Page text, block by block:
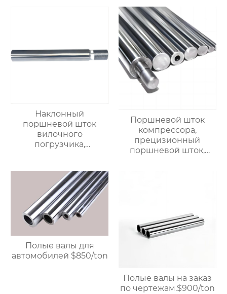
Наклонный
поршневой шток
вилочного
погрузчика,
линейный стальной
вал, линейный
подшипниковый вал,
жесткий
хромированный
полированный вал,
доступна
кастомизация, прямая
продажа с завода.
Поршневой шток
компрессора,
прецизионный
поршневой шток,
Возможна
индивидуальная
настройка, прямая
Полые валы для
автомобилей $850/ton
Полые валы на заказ
по чертежам.$900/ton